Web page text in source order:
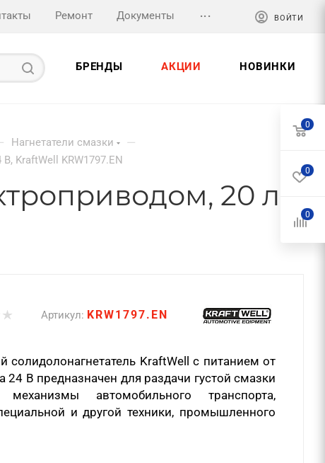
Ремонт Документы ... ВОЙТИ
БРЕНДЫ АКЦИИ НОВИНКИ
Нагнетатели смазки —
KraftWell KRW1797.EN
20 л,
Артикул: KRW1797.EN
солидолонагнетатель KraftWell с питанием от
24 В предназначен для раздачи густой смазки
автомобильного транспорта,
и другой техники, промышленного
0
0
0